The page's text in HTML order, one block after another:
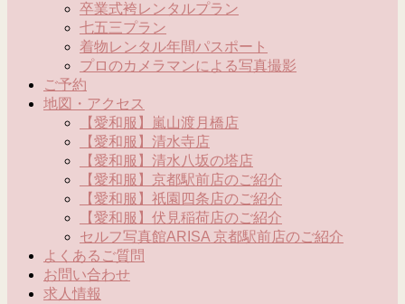
卒業式袴レンタルプラン
七五三プラン
着物レンタル年間パスポート
プロのカメラマンによる写真撮影
ご予約
地図・アクセス
【愛和服】嵐山渡月橋店
【愛和服】清水寺店
【愛和服】清水八坂の塔店
【愛和服】京都駅前店のご紹介
【愛和服】祇園四条店のご紹介
【愛和服】伏見稲荷店のご紹介
セルフ写真館ARISA 京都駅前店のご紹介
よくあるご質問
お問い合わせ
求人情報